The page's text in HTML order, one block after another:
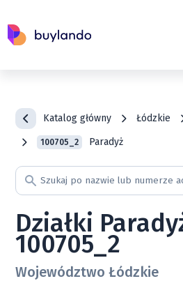
Katalog główny Łódzkie
100705_2 Paradyż
Działki
100705_2
Województwo Łódzkie